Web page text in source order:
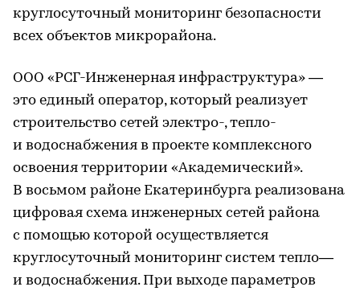
круглосуточный мониторинг безопасности
всех объектов микрорайона.
ООО «РСГ-Инженерная инфраструктура» —
это единый оператор, который реализует
строительство сетей электро-, тепло-
и водоснабжения в проекте комплексного
освоения территории «Академический».
В восьмом районе Екатеринбурга реализована
цифровая схема инженерных сетей района
с помощью которой осуществляется
круглосуточный мониторинг систем тепло—
и водоснабжения. При выходе параметров